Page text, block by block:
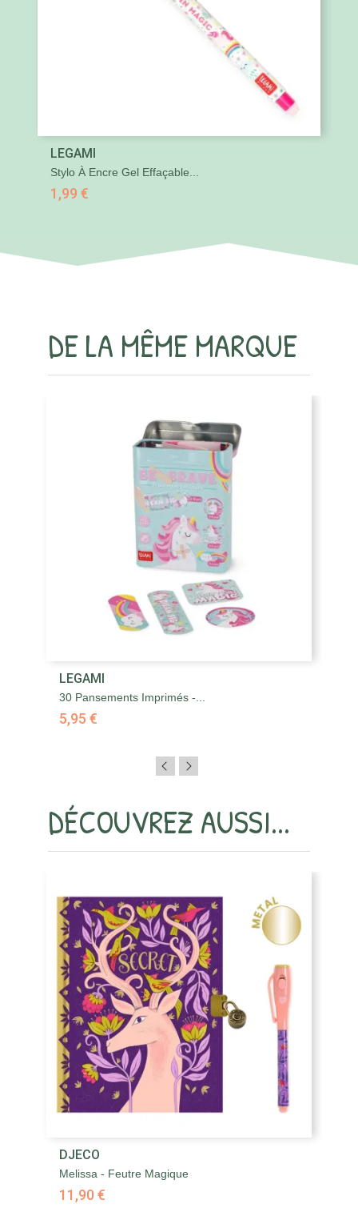
LEGAMI
Stylo À Encre Gel Effaçable...
1,99 €
DE LA MÊME MARQUE
LEGAMI
30 Pansements Imprimés -...
5,95 €
DÉCOUVREZ AUSSI...
DJECO
Melissa - Feutre Magique
11,90 €